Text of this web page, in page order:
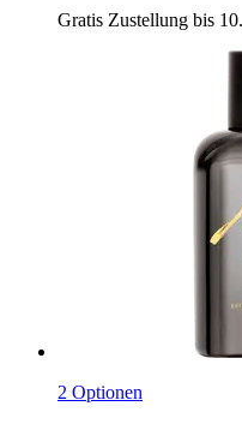
Gratis Zustellung bis
2 Optionen